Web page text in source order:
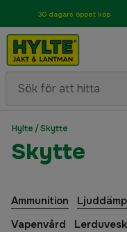
30 dagars öppet köp
Hylte /Skytte
Skytte
Ammunition
Vapenvård